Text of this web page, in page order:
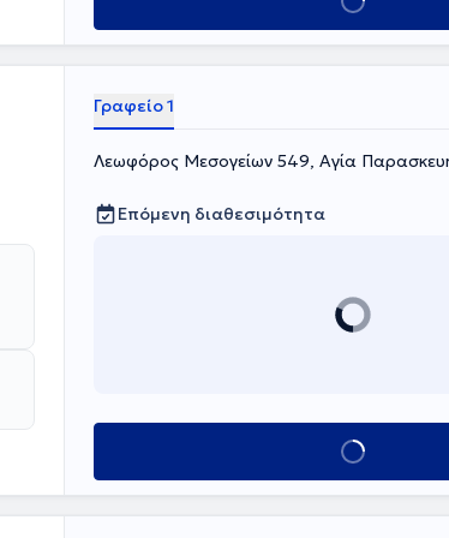
Γραφείο 1
Λεωφόρος Μεσογείων 549, Αγία
Επόμενη διαθεσιμότητα
Κλείσε ραντεβού